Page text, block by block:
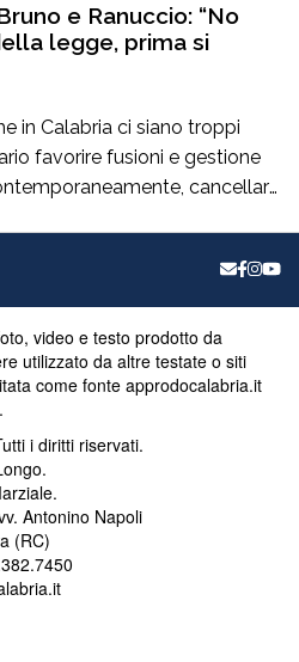
e Ranuccio: “No
legge, prima si
in Calabria ci siano troppi
favorire fusioni e gestione
cancellare
della legge 15 del
e valutare con
che […]
video e testo prodotto da
utilizzato da altre testate o siti
come fonte approdocalabria.it
i diritti riservati.
Antonino Napoli
(RC)